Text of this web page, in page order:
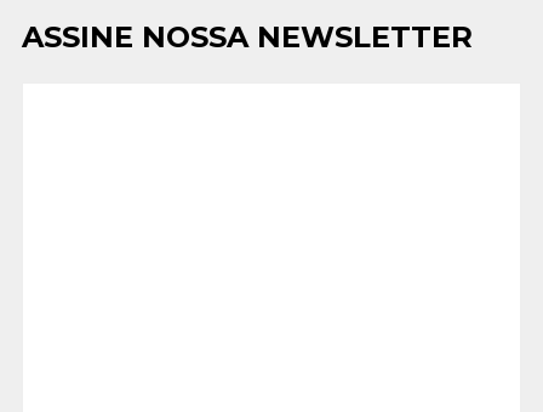
ASSINE NOSSA NEWSLETTER